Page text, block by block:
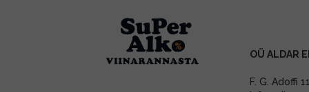
OÜ ALDAR
F. G. Adoffi